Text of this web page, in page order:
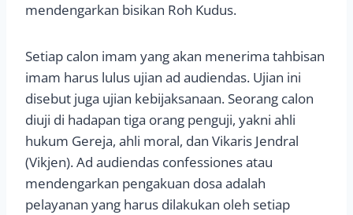
mendengarkan bisikan Roh Kudus.
Setiap calon imam yang akan menerima tahbisan
imam harus lulus ujian ad audiendas. Ujian ini
disebut juga ujian kebijaksanaan. Seorang calon
diuji di hadapan tiga orang penguji, yakni ahli
hukum Gereja, ahli moral, dan Vikaris Jendral
(Vikjen). Ad audiendas confessiones atau
mendengarkan pengakuan dosa adalah
pelayanan yang harus dilakukan oleh setiap